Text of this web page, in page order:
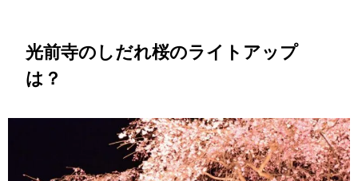
光前寺のしだれ桜のライトアップ
は？